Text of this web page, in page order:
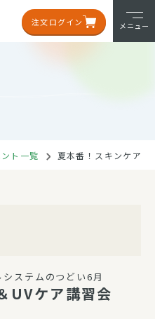
注文ログイン メニュー
ト一覧 夏本番！スキンケア＆
ステムのつどい6月
UVケア講習会